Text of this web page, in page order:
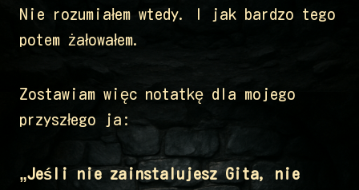
Nie rozumiałem wtedy. I jak bardzo tego
potem żałowałem.
Zostawiam więc notatkę dla mojego
przyszłego ja:
„Jeśli nie zainstalujesz Gita, nie